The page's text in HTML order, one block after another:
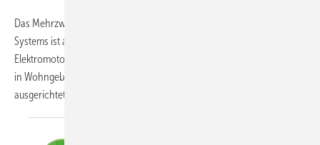
Das Mehrzweck-Umweltmessgerät EM54 für HLK-Systeme von Flir
Systems ist auf das Überprüfen von Luftkanalsystemen,
Elektromotoren, thermischen Anlagen und anderen Systembauteilen
in Wohngebäuden, Gewerbeeinrichtungen und industriellen Anlagen
ausgerichtet. Es ist mit einem